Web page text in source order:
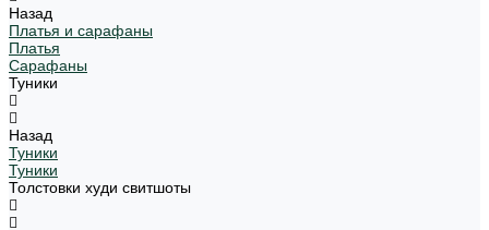
Назад
Платья и сарафаны
Платья
Сарафаны
Туники
Назад
Туники
Туники
Толстовки худи свитшоты